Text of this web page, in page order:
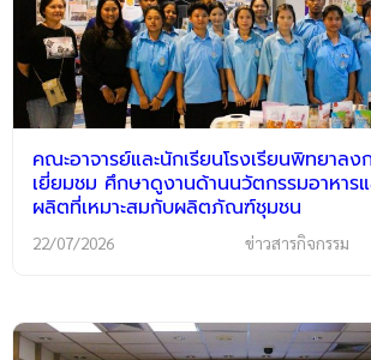
คณะอาจารย์และนักเรียนโรงเรียนพิทยาล
เยี่ยมชม ศึกษาดูงานด้านนวัตกรรมอาหารแ
ผลิตที่เหมาะสมกับผลิตภัณฑ์ชุมชน
22/07/2026 ข่าวสารกิจกรรม